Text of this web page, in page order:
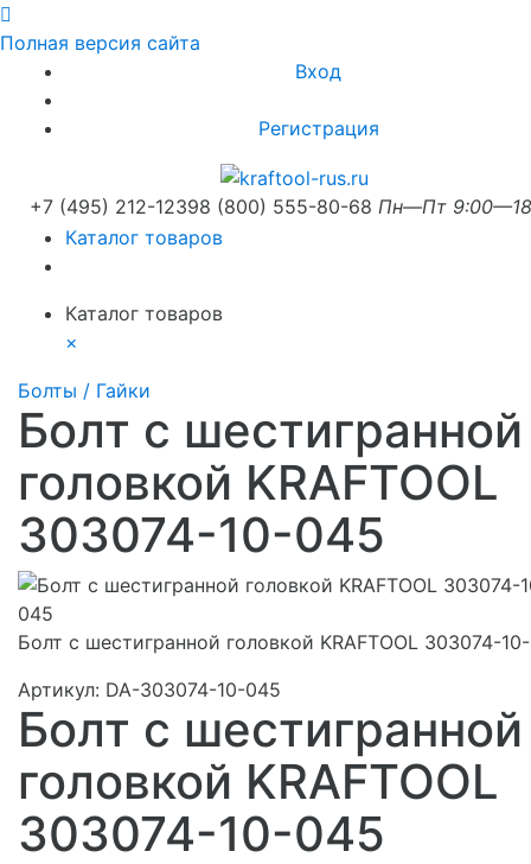
Полная версия сайта
Вход
Регистрация
+7 (495) 212-12398 (800) 555-80-68 Пн—Пт
Каталог товаров
Каталог товаров
×
Болты / Гайки
Болт с шестигранной
головкой KRAFTOOL
303074-10-045
Болт с шестигранной головкой KRAFTOOL 303074-
Артикул: DA-303074-10-045
Болт с шестигранной
головкой KRAFTOOL
303074-10-045